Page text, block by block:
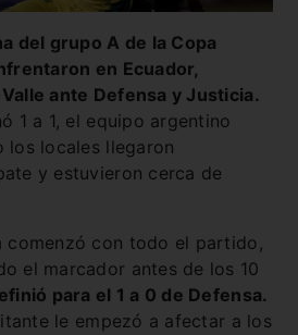
del grupo A de la Copa
en Ecuador,
ante Defensa y Justicia.
1 a 1, el equipo argentino
los locales llegaron
y estuvieron cerca de
comenzó con todo el partido,
el marcador antes de los 10
para el 1 a 0 de Defensa.
le empezó a afectar a los